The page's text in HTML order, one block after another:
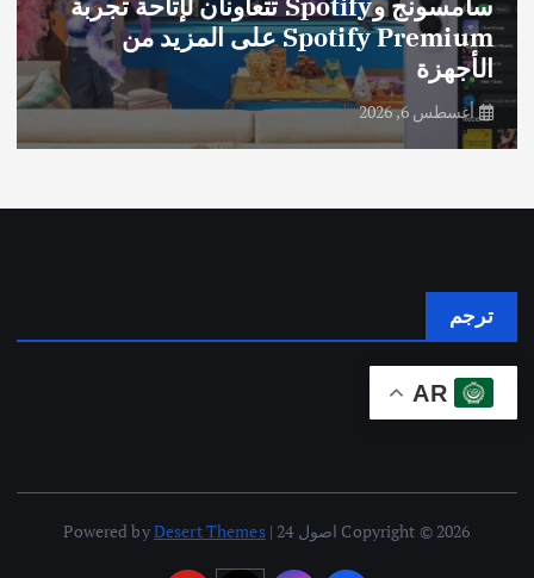
Spotify Premium على المزيد من
الأجهزة
أغسطس 6, 2026
ترجم
AR
Copyright © 2026 اصول 24 | Powered by Desert Themes